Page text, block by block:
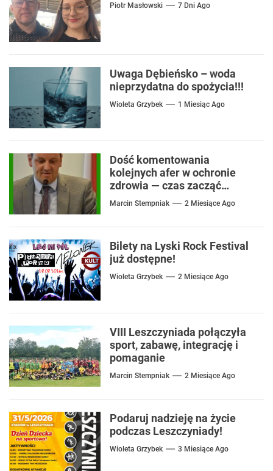
Piotr Masłowski 7 Dni Ago
Uwaga Dębieńsko – woda
nieprzydatna do spożycia!!!
Wioleta Grzybek 1 Miesiąc Ago
Dość komentowania
kolejnych afer w ochronie
zdrowia — czas zacząć
mówić o rozwiązaniach
Marcin Stempniak 2 Miesiące Ago
Bilety na Lyski Rock Festival
już dostępne!
Wioleta Grzybek 2 Miesiące Ago
VIII Leszczyniada połączyła
sport, zabawę, integrację i
pomaganie
Marcin Stempniak 2 Miesiące Ago
Podaruj nadzieję na życie
podczas Leszczyniady!
Wioleta Grzybek 3 Miesiące Ago